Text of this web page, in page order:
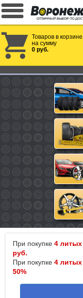
Товаров в
на сумму
0 руб.
При покупке 4
руб.
При покупке 4 литых
50%